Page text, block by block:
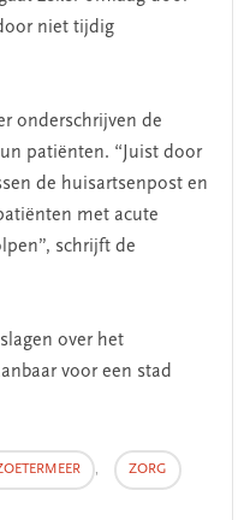
niet tijdig
onderschrijven de
patiënten. “Juist door
de huisartsenpost en
met acute
schrijft de
over het
voor een stad
, ZORG